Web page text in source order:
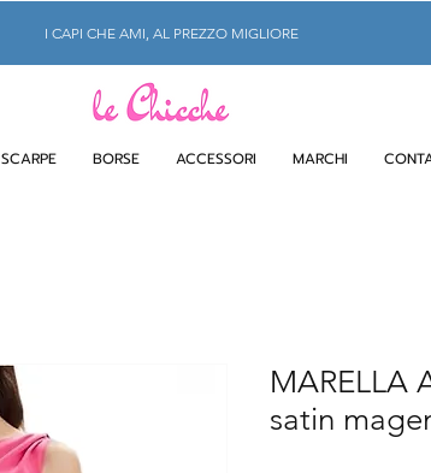
I CAPI CHE AMI, AL PREZZO MIGLIORE
SCARPE BORSE ACCESSORI MARCHI
MARELLA
satin